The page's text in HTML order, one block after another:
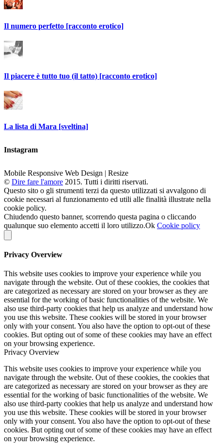
Il numero perfetto [racconto erotico]
Il piacere è tutto tuo (il tatto) [racconto erotico]
La lista di Mara [sveltina]
Instagram
Mobile Responsive Web Design | Resize
© Dire fare l'amore 2015. Tutti i diritti riservati.
Questo sito o gli strumenti terzi da questo utilizzati si avvalgono di
cookie necessari al funzionamento ed utili alle finalità illustrate nella
cookie policy.
Chiudendo questo banner, scorrendo questa pagina o cliccando
qualunque suo elemento accetti il loro utilizzo.Ok Cookie policy
Privacy Overview
This website uses cookies to improve your experience while you
navigate through the website. Out of these cookies, the cookies that
are categorized as necessary are stored on your browser as they are
essential for the working of basic functionalities of the website. We
also use third-party cookies that help us analyze and understand how
you use this website. These cookies will be stored in your browser
only with your consent. You also have the option to opt-out of these
cookies. But opting out of some of these cookies may have an effect
on your browsing experience.
Privacy Overview
This website uses cookies to improve your experience while you
navigate through the website. Out of these cookies, the cookies that
are categorized as necessary are stored on your browser as they are
essential for the working of basic functionalities of the website. We
also use third-party cookies that help us analyze and understand how
you use this website. These cookies will be stored in your browser
only with your consent. You also have the option to opt-out of these
cookies. But opting out of some of these cookies may have an effect
on your browsing experience.